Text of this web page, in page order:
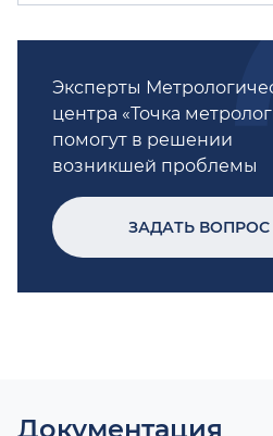
Эксперты
центра «Точка
помогут в решении
возникшей проблемы
ЗАДАТЬ ВОПРОС
Документация